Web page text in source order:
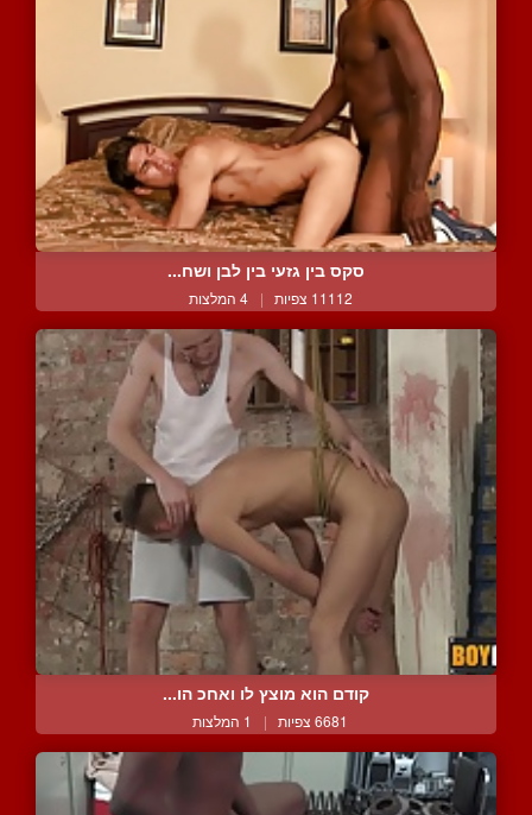
סקס בין גזעי בין לבן ושח...
11112 צפיות | 4 המלצות
קודם הוא מוצץ לו ואחכ הו...
6681 צפיות | 1 המלצות